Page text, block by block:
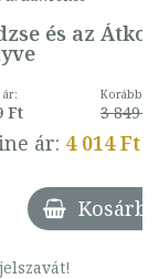
és az Átkok
Ft
Korábbi
3 849 Ft
ár: 4 014 Ft
Kosárba